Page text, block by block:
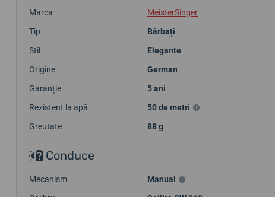
Marca
MeisterSinger
Tip
Bărbați
Stil
Elegante
Origine
German
Garanție
5 ani
Rezistent la apă
50 de metri
Greutate
88 g
Conduce
Mecanism
Manual